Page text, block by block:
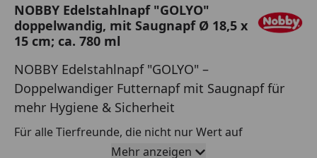
NOBBY Edelstahlnapf "GOLYO"
doppelwandig, mit Saugnapf Ø 18,5 x
15 cm; ca. 780 ml
NOBBY Edelstahlnapf "GOLYO" –
Doppelwandiger Futternapf mit Saugnapf für
mehr Hygiene & Sicherheit
Für alle Tierfreunde, die nicht nur Wert auf
Funktionalität, sondern auch auf Langlebigkeit und
Mehr anzeigen